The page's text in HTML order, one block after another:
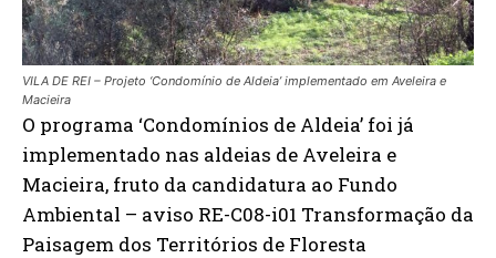
VILA DE REI – Projeto ‘Condomínio de Aldeia’ implementado em Aveleira e
Macieira
O programa ‘Condomínios de Aldeia’ foi já
implementado nas aldeias de Aveleira e
Macieira, fruto da candidatura ao Fundo
Ambiental – aviso RE-C08-i01 Transformação da
Paisagem dos Territórios de Floresta